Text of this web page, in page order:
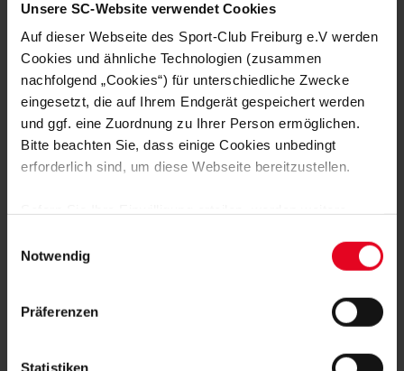
Unsere SC-Website verwendet Cookies
Auf dieser Webseite des Sport-Club Freiburg e.V werden
Cookies und ähnliche Technologien (zusammen
nachfolgend „Cookies“) für unterschiedliche Zwecke
eingesetzt, die auf Ihrem Endgerät gespeichert werden
und ggf. eine Zuordnung zu Ihrer Person ermöglichen.
Bitte beachten Sie, dass einige Cookies unbedingt
erforderlich sind, um diese Webseite bereitzustellen.
Daten von Ihnen (z.B. persönlichen Identifikatoren oder
IP-Adressen) verarbeitet werden. Durch Klicken auf den
Speicherung aller aufgeführten Cookies und der
Daten für die unten jeweils angegebene Zwecke gem. §
Notwendig
Präferenzen
Statistiken
GRUNDSCHUL-LIGA ERFOLGREICH
ENGAGEMENT 02.10.2023
ENTDECKEN UND KICKEN
SC UND STADT WEIHEN WEITEREN
MINISTERIN WALKER BESICHTIGT